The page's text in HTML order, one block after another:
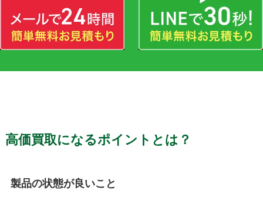
高価買取になるポイントとは？
製品の状態が良いこと